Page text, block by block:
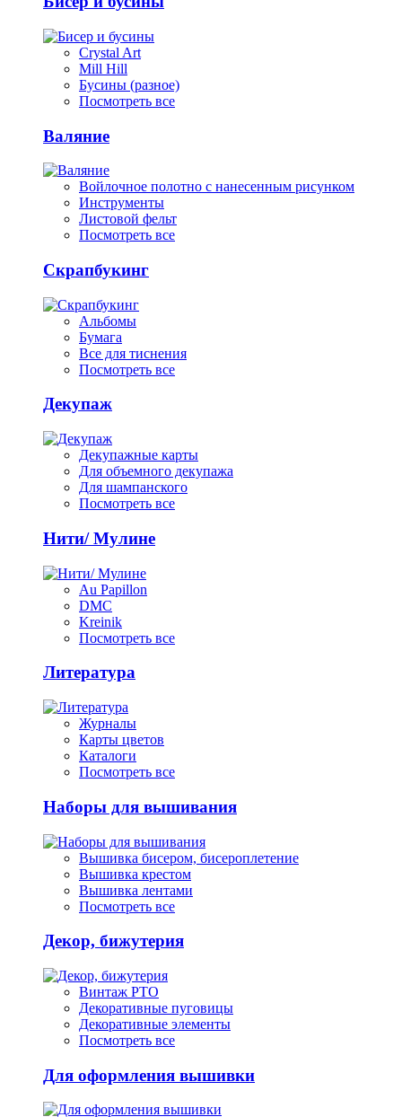
Crystal Art
Mill Hill
Бусины (разное)
Посмотреть все
Валяние
Войлочное полотно с нанесенным рисунком
Инструменты
Листовой фельт
Посмотреть все
Скрапбукинг
Альбомы
Бумага
Все для тиснения
Посмотреть все
Декупаж
Декупажные карты
Для объемного декупажа
Для шампанского
Посмотреть все
Нити/ Мулине
Au Papillon
DMC
Kreinik
Посмотреть все
Литература
Журналы
Карты цветов
Каталоги
Посмотреть все
Наборы для вышивания
Вышивка бисером, бисероплетение
Вышивка крестом
Вышивка лентами
Посмотреть все
Декор, бижутерия
Винтаж РТО
Декоративные пуговицы
Декоративные элементы
Посмотреть все
Для оформления вышивки